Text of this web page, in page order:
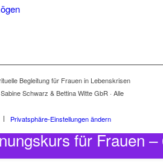
Begleitung für Frauen in Lebenskrisen
Schwarz & Bettina Witte GbR · Alle
Privatsphäre-Einstellungen ändern
für Frauen